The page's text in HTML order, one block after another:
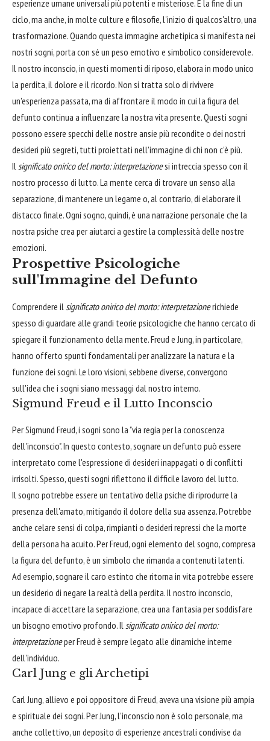
esperienze umane universali più potenti e misteriose. È la fine di un
ciclo, ma anche, in molte culture e filosofie, l'inizio di qualcos'altro, una
trasformazione. Quando questa immagine archetipica si manifesta nei
nostri sogni, porta con sé un peso emotivo e simbolico considerevole.
Il nostro inconscio, in questi momenti di riposo, elabora in modo unico
la perdita, il dolore e il ricordo. Non si tratta solo di rivivere
un'esperienza passata, ma di affrontare il modo in cui la figura del
defunto continua a influenzare la nostra vita presente. Questi sogni
possono essere specchi delle nostre ansie più recondite o dei nostri
desideri più segreti, tutti proiettati nell'immagine di chi non c'è più.
Il significato onirico del morto: interpretazionesi intreccia spesso con il
nostro processo di lutto. La mente cerca di trovare un senso alla
separazione, di mantenere un legame o, al contrario, di elaborare il
distacco finale. Ogni sogno, quindi, è una narrazione personale che la
nostra psiche crea per aiutarci a gestire la complessità delle nostre
emozioni.
Prospettive Psicologiche
sull'Immagine del Defunto
Comprendere il significato onirico del morto: interpretazionerichiede
spesso di guardare alle grandi teorie psicologiche che hanno cercato di
spiegare il funzionamento della mente. Freud e Jung, in particolare,
hanno offerto spunti fondamentali per analizzare la natura e la
funzione dei sogni. Le loro visioni, sebbene diverse, convergono
sull'idea che i sogni siano messaggi dal nostro interno.
Sigmund Freud e il Lutto Inconscio
Per Sigmund Freud, i sogni sono la "via regia per la conoscenza
dell'inconscio". In questo contesto, sognare un defunto può essere
interpretato come l'espressione di desideri inappagati o di conflitti
irrisolti. Spesso, questi sogni riflettono il difficile lavoro del lutto.
Il sogno potrebbe essere un tentativo della psiche di riprodurre la
presenza dell'amato, mitigando il dolore della sua assenza. Potrebbe
anche celare sensi di colpa, rimpianti o desideri repressi che la morte
della persona ha acuito. Per Freud, ogni elemento del sogno, compresa
la figura del defunto, è un simbolo che rimanda a contenuti latenti.
Ad esempio, sognare il caro estinto che ritorna in vita potrebbe essere
un desiderio di negare la realtà della perdita. Il nostro inconscio,
incapace di accettare la separazione, crea una fantasia per soddisfare
un bisogno emotivo profondo. Il significato onirico del morto:
interpretazioneper Freud è sempre legato alle dinamiche interne
dell'individuo.
Carl Jung e gli Archetipi
Carl Jung, allievo e poi oppositore di Freud, aveva una visione più ampia
e spirituale dei sogni. Per Jung, l'inconscio non è solo personale, ma
anche collettivo, un deposito di esperienze ancestrali condivise da